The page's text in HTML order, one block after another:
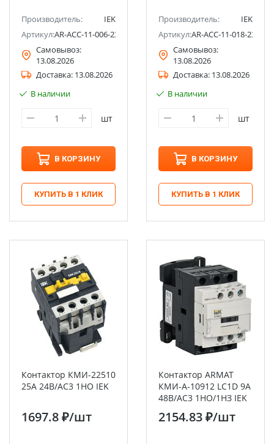
Производитель:
IEK
Артикул:AR-ACC-11-006-230-11
Самовывоз:
13.08.2026
Доставка: 13.08.2026
В наличии
шт
В КОРЗИНУ
КУПИТЬ В 1 КЛИК
Производитель:
IEK
Артикул:AR-ACC-11-018-230-11
Самовывоз:
13.08.2026
Доставка: 13.08.2026
В наличии
шт
В КОРЗИНУ
КУПИТЬ В 1 КЛИК
Контактор КМИ-22510
25А 24В/АС3 1НО IEK
1697.8 ₽/шт
Контактор ARMAT
КМИ-А-10912 LC1D 9А
48В/АС3 1НО/1НЗ IEK
2154.83 ₽/шт